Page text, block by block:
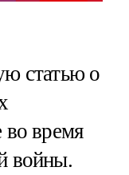
статью о
во время
войны.